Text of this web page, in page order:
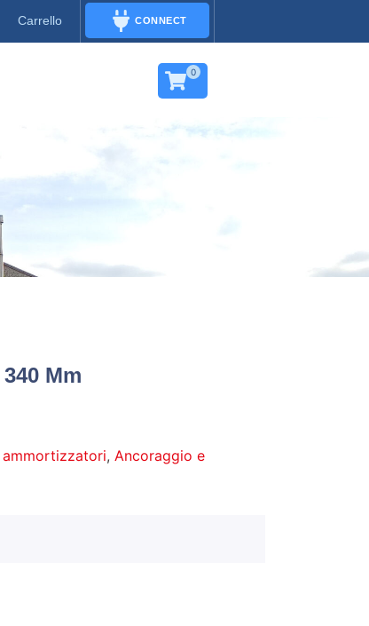
Carrello CONNECT
0
Mm
ammortizzatori, Ancoraggio e